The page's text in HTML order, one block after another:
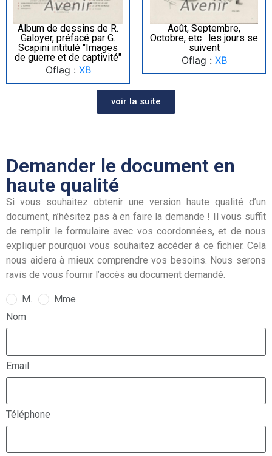
Album de dessins de R.
Galoyer, préfacé par G.
Scapini intitulé "Images
de guerre et de captivité"
Oflag : XB
Août, Septembre,
Octobre, etc : les jours se
suivent
Oflag : XB
voir la suite
Demander le document en
haute qualité
Si vous souhaitez obtenir une version haute qualité d’un
document, n’hésitez pas à en faire la demande ! Il vous suffit
de remplir le formulaire avec vos coordonnées, et de nous
expliquer pourquoi vous souhaitez accéder à ce fichier. Cela
nous aidera à mieux comprendre vos besoins. Nous serons
ravis de vous fournir l’accès au document demandé.
M.
Mme
Nom
Email
Téléphone